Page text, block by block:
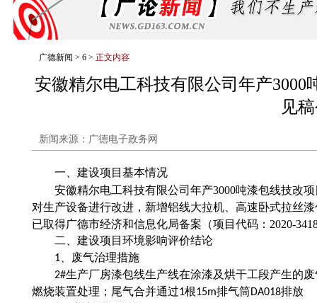
广德新闻 > 6 > 正文内容
安徽精尔电工科技有限公司年产
见
新闻来源：广德电子政务网
一、建设项目基本情况
安徽精尔电工科技有限公司年产3000吨漆包线技改
对生产设备进行改进，新增铝线大拉机、高速卧式拉丝
已取得广德市经济和信息化局备案（项目代码：2020-
二、建设项目环境影响评价结论
1、废气治理措施
2#生产厂房漆包线生产线在涂漆及烘干工段产生的
燃烧装置处理；尾气合并通过1根15m排气筒DA018排放